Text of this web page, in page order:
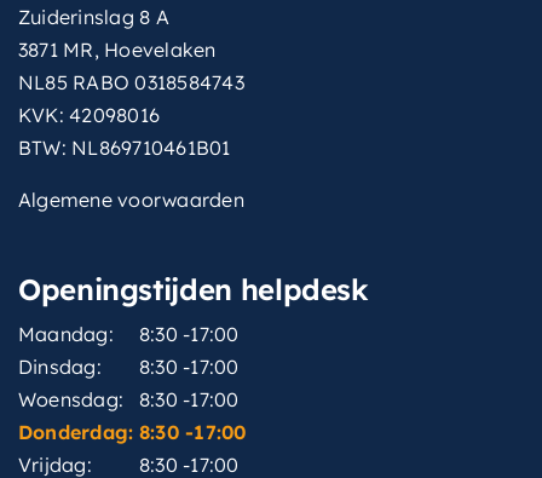
Zuiderinslag 8 A
3871 MR, Hoevelaken
NL85 RABO 0318584743
KVK: 42098016
BTW: NL869710461B01
Algemene voorwaarden
Openingstijden helpdesk
Maandag:
8:30 -17:00
Dinsdag:
8:30 -17:00
Woensdag:
8:30 -17:00
Donderdag: 8:30 -17:00
Vrijdag:
8:30 -17:00